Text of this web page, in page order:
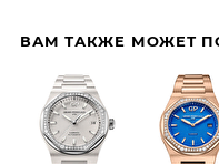
ВАМ ТАКЖЕ МОЖЕТ